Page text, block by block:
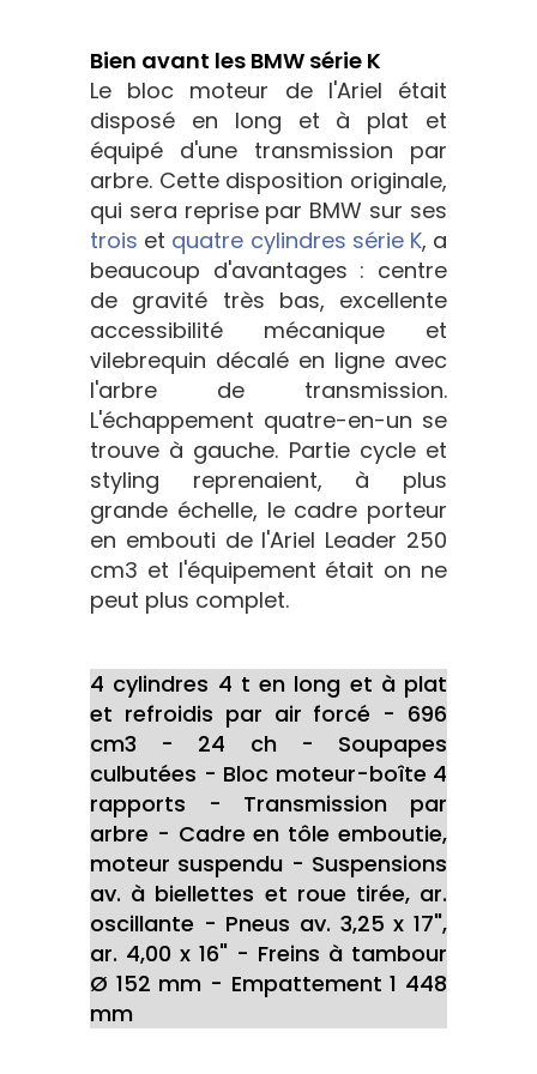
Bien avant les BMW série K
Le bloc moteur de l'Ariel était
disposé en long et à plat et
équipé d'une transmission par
arbre. Cette disposition originale,
qui sera reprise par BMW sur ses
trois et quatre cylindres série K, a
beaucoup d'avantages : centre
de gravité très bas, excellente
accessibilité mécanique et
vilebrequin décalé en ligne avec
l'arbre de transmission.
L'échappement quatre-en-un se
trouve à gauche. Partie cycle et
styling reprenaient, à plus
grande échelle, le cadre porteur
en embouti de l'Ariel Leader 250
cm3 et l'équipement était on ne
peut plus complet.
4 cylindres 4 t en long et à plat
et refroidis par air forcé - 696
cm3 - 24 ch - Soupapes
culbutées - Bloc moteur-boîte 4
rapports - Transmission par
arbre - Cadre en tôle emboutie,
moteur suspendu - Suspensions
av. à biellettes et roue tirée, ar.
oscillante - Pneus av. 3,25 x 17",
ar. 4,00 x 16" - Freins à tambour
Ø 152 mm - Empattement 1 448
mm